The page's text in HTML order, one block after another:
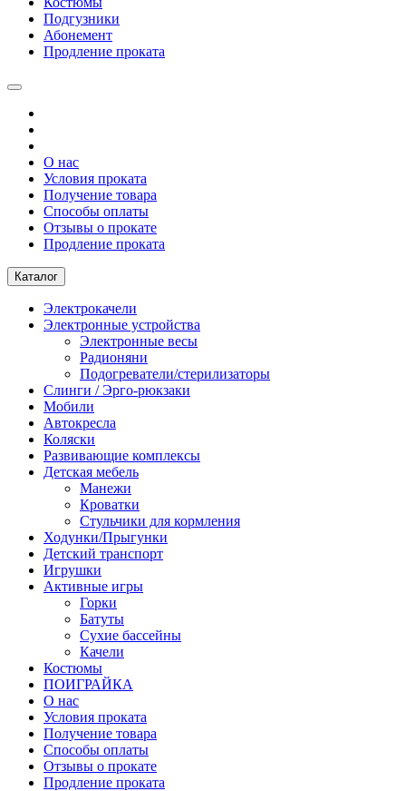
Подгузники
Абонемент
Продление проката
О нас
Условия проката
Получение товара
Способы оплаты
Отзывы о прокате
Продление проката
Каталог
Электрокачели
Электронные устройства
Электронные весы
Радионяни
Подогреватели/стерилизаторы
Слинги / Эрго-рюкзаки
Мобили
Автокресла
Коляски
Развивающие комплексы
Детская мебель
Манежи
Кроватки
Стульчики для кормления
Ходунки/Прыгунки
Детский транспорт
Игрушки
Активные игры
Горки
Батуты
Сухие бассейны
Качели
Костюмы
ПОИГРАЙКА
О нас
Условия проката
Получение товара
Способы оплаты
Отзывы о прокате
Продление проката